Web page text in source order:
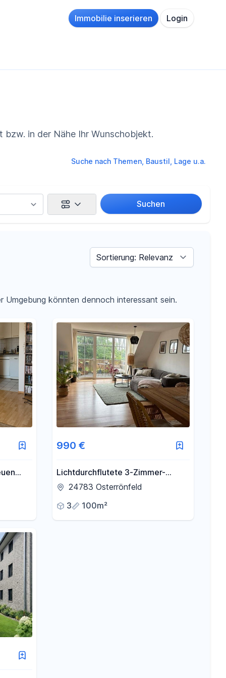
Immobilie inserieren Login
in der Nähe Ihr Wunschobjekt.
Suche nach Themen, Baustil, Lage u.a.
Suchen
Sortieren nach
Umgebung könnten dennoch interessant sein.
990 €
Lichtdurchflutete 3-Zimmer-
Wohnung mit Südbalkon – mit
min zum Kanal
24783 Osterrönfeld
3
100m²